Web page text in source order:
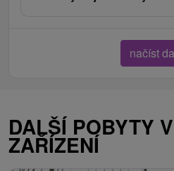
načíst
DALŠÍ POBYTY
ZAŘÍZENÍ